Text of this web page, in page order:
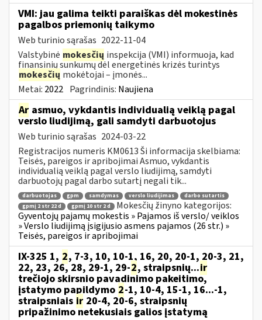
VMI: jau galima teikti paraiškas dėl mokestinės
pagalbos priemonių taikymo
Web turinio sąrašas 2022-11-04
Valstybinė mokesčių inspekcija (VMI) informuoja, kad
finansinių sunkumų dėl energetinės krizės turintys
mokesčių mokėtojai – įmonės...
Metai: 2022 Pagrindinis: Naujiena
Ar asmuo, vykdantis individualią veiklą pagal
verslo liudijimą, gali samdyti darbuotojus
Web turinio sąrašas 2024-03-22
Registracijos numeris KM0613 Ši informacija skelbiama:
Teisės, pareigos ir apribojimai Asmuo, vykdantis
individualią veiklą pagal verslo liudijimą, samdyti
darbuotojų pagal darbo sutartį negali tik...
darbuotojas gpm samdymas verslo liudijimas
darbo sutartis
gpmį 2 str 22 d
gpmį 10 str 2 d
Mokesčių žinyno kategorijos:
Gyventojų pajamų mokestis » Pajamos iš verslo/ veiklos
» Verslo liudijimą įsigijusio asmens pajamos (26 str.) »
Teisės, pareigos ir apribojimai
IX-325 1, 2, 7-3, 10, 10-1, 16, 20, 20-1, 20-3, 21,
22, 23, 26, 28, 29-1, 29-2, straipsnių...ir
trečiojo skirsnio pavadinimo pakeitimo,
įstatymo papildymo 2-1, 10-4, 15-1, 16...-1,
straipsniais ir 20-4, 20-6, straipsnių
pripažinimo netekusiais galios įstatymą